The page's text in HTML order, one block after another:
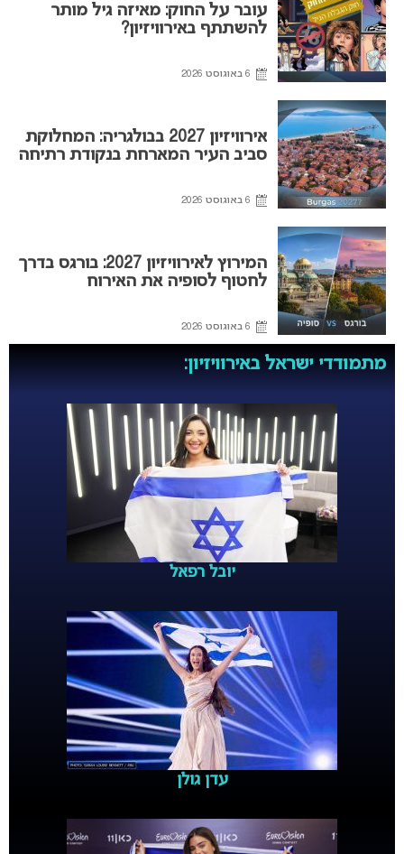
עובר על החוק: מאיזה גיל מותר
להשתתף באירוויזיון?
6 באוגוסט 2026
אירוויזיון 2027 בבולגריה: המחלוקת
סביב העיר המארחת בנקודת רתיחה
6 באוגוסט 2026
המירוץ לאירוויזיון 2027: בורגס בדרך
לחטוף לסופיה את האירוח
6 באוגוסט 2026
מתמודדי ישראל באירוויזיון:
יובל רפאל
עדן גולן